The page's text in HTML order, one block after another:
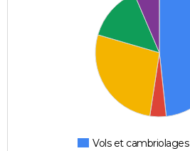
Vols et cambriolages